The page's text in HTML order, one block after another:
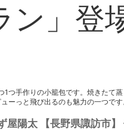
ン」登
1つ手作りの小籠包です。焼きたて
ーっと飛び出るのも魅力の一つです
屋陽太 【長野県諏訪市